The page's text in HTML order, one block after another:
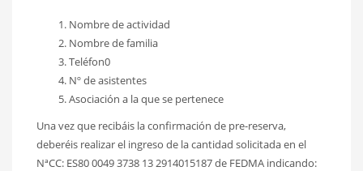
Nombre de actividad
Nombre de familia
Teléfon0
Nº de asistentes
Asociación a la que se pertenece
Una vez que recibáis la confirmación de pre-reserva,
deberéis realizar el ingreso de la cantidad solicitada en el
NªCC: ES80 0049 3738 13 2914015187 de FEDMA indicando: